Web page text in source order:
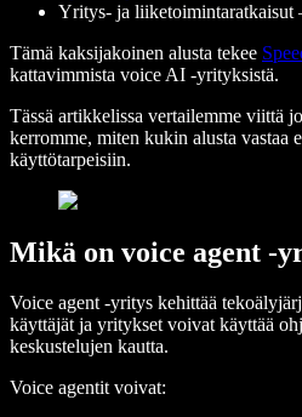
Yritys- ja liiketoimintaratkaisut
Tämä kaksijakoinen alusta tekee
kattavimmista voice AI -yrityksistä.
Tässä artikkelissa vertailemme viittä
kerromme, miten kukin alusta vastaa
käyttötarpeisiin.
Mikä on voice agent -
Voice agent -yritys kehittää
käyttäjät ja yritykset voivat käyttää
keskustelujen kautta.
Voice agentit voivat: